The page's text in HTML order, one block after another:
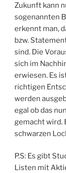
Zukunft kann
sogenannten
erkennt man,
bzw.
sind. Die
sich im
erwiesen. Es
richtigen
werden
egal ob das
gemacht wird.
schwarzen
P.S: Es gibt
Listen mit